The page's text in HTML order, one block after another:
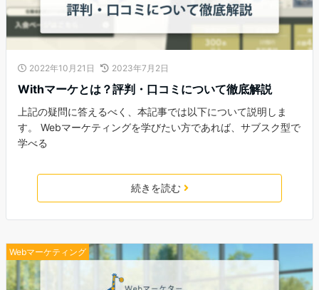
2022年10月21日 2023年7月2日
Withマーケとは？評判・口コミについて徹底解説
上記の疑問に答えるべく、本記事では以下について説明しま
す。 Webマーケティングを学びたい方であれば、サブスク型で
学べる
続きを読む
Webマーケティング